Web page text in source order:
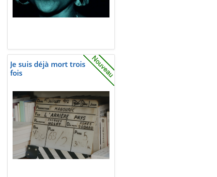
Je suis déjà mort trois
fois